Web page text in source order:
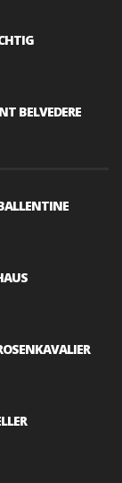
BELVEDERE